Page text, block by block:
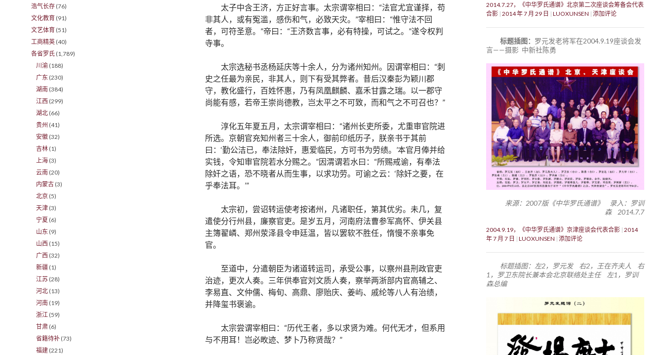
太子中含王济，方正好言事。太宗谓宰相曰：“法官尤宜谨择，苟
非其人，或有冤滥，感伤和气，必致天灾。”宰相曰：“惟守法不回
者，可符圣意。”帝曰：“王济数言事，必有特操，可试之。”遂令权判
寺事。
太宗选秘书丞杨延庆等十余人，分为诸州知州。因谓宰相曰：“刺
史之任最为亲民，非其人，则下有受其弊者。昔后汉秦彭为颖川郡
守，教化盛行，百姓怀惠，乃有凤凰麒麟、嘉禾甘露之瑞。以一郡守
尚能有感，若帝王崇尚德教，岂太平之不可致，而和气之不可召也？”
淳化五年夏五月，太宗谓宰相曰：“诸州长吏所委，尤重审官院进
所选。京朝官充知州者三十余人，御前印纸历子，朕亲书于其前
曰：‘勤公洁已，奉法除奸，惠爱临民，方可书为劳绩。’本官月俸并给
实钱，令知审官院若水分赐之。”因渭谓若水曰：“所赐戒谕，有奉法
除奸之语，恐不晓者从而生事，以求功劳。可谕之云：‘除奸之要，在
乎奉法耳。’”
太宗初，尝诏转运使考按诸州，凡诸职任，第其优劣。未几，复
遣使分行州县，廉察官吏。是岁五月，河南府法曹参军高怀、伊关县
主簿翟嶙、郑州荥泽县令申廷温，皆以罢软不胜任，惰慢不亲事免
官。
至道中，分遣朝臣为诸道转运司，承受公事，以察州县刑政官吏
治迹，更次人奏。三年供奉官刘文质人奏，察举两浙部内官高辅之、
李易直、文仲儒、梅旬、高鼎、廖贻庆、姜屿、戚纶等八人有治绩，
并降玺书褒谕。
太宗尝谓宰相曰：“历代王者，多以求贤为难。何代无才，但系用
与不用耳！岂必畋迹、梦卜乃称贤哉？”
2014.7.27，《中华罗氏通谱》北京第二次座谈会筹备会代表
合影 2014 年 7 月 29 日 LUOXUNSEN 添加评论
标题插图： 罗元发老将军在2004.9.19座谈会发
言——摄影 中新社陈勇
来源：2007版《中华罗氏通谱》 录入：罗训
森 2014.7.7
2004.9.19，《中华罗氏通谱》京津座谈会代表合影 2014
年 7 月 7 日
LUOXUNSEN 添加评论
标题插图：左2，罗元发 右2，王在齐夫人 右
1，罗卫东院长兼本会北京联络处主任 左1，罗训
森总编
浩气长存 (76)
文化教育 (91)
文艺体育 (51)
工商精英 (40)
各省罗氏 (1,789)
川渝 (188)
广东 (230)
湖南 (384)
江西 (299)
湖北 (66)
贵州 (41)
安徽 (32)
吉林 (1)
上海 (3)
云南 (20)
内蒙古 (3)
北京 (5)
天津 (3)
宁夏 (6)
山东 (9)
山西 (15)
广西 (32)
新疆 (1)
江苏 (28)
河北 (13)
河南 (19)
浙江 (59)
甘肃 (6)
省籍待补 (73)
福建 (221)